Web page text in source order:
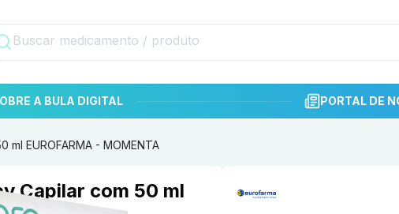
A BULA DIGITAL PORTAL DE
EUROFARMA - MOMENTA
Capilar com 50 ml